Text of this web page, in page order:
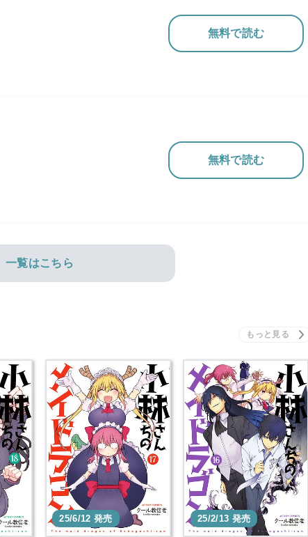
無料で読む
無料で読む
一覧はこちら
25/6/12 発売 25/2/13 発売